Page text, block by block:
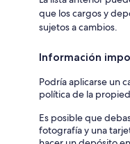
que los cargos y
sujetos a cambios.
Información
Podría aplicarse un
política de la
Es posible que
fotografía y una